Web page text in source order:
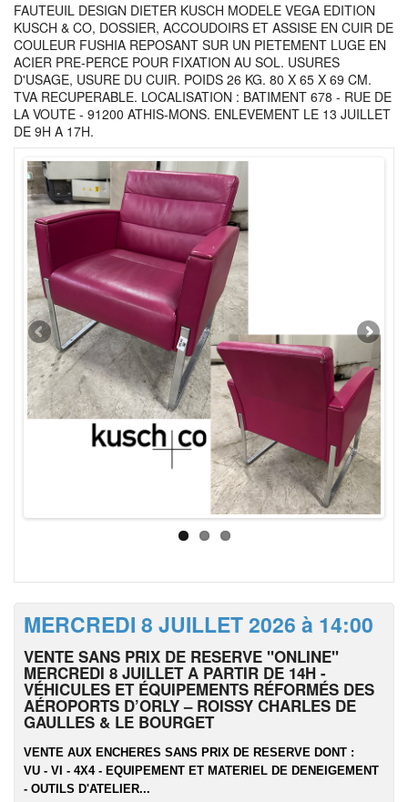
FAUTEUIL DESIGN DIETER KUSCH MODELE VEGA EDITION
KUSCH & CO, DOSSIER, ACCOUDOIRS ET ASSISE EN CUIR DE
COULEUR FUSHIA REPOSANT SUR UN PIETEMENT LUGE EN
ACIER PRE-PERCE POUR FIXATION AU SOL. USURES
D'USAGE, USURE DU CUIR. POIDS 26 KG. 80 X 65 X 69 CM.
TVA RECUPERABLE. LOCALISATION : BATIMENT 678 - RUE DE
LA VOUTE - 91200 ATHIS-MONS. ENLEVEMENT LE 13 JUILLET
DE 9H A 17H.
MERCREDI 8 JUILLET 2026 à 14:00
VENTE SANS PRIX DE RESERVE "ONLINE"
MERCREDI 8 JUILLET A PARTIR DE 14H -
VÉHICULES ET ÉQUIPEMENTS RÉFORMÉS DES
AÉROPORTS D’ORLY – ROISSY CHARLES DE
GAULLES & LE BOURGET
VENTE AUX ENCHERES SANS PRIX DE RESERVE DONT :
VU - VI - 4X4 - EQUIPEMENT ET MATERIEL DE DENEIGEMENT
- OUTILS D'ATELIER...